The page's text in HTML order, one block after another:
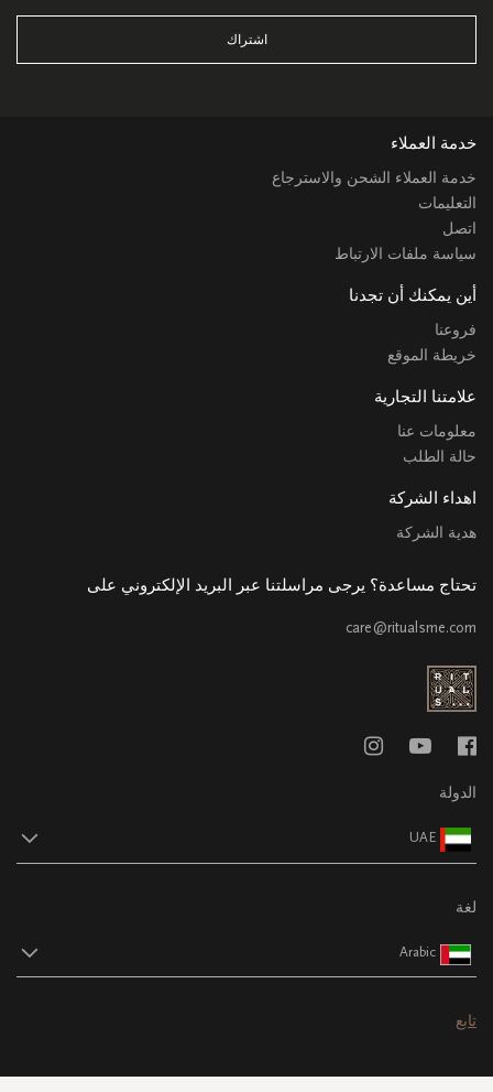
اشتراك
خدمة العملاء
خدمة العملاء الشحن والاسترجاع
التعليمات
اتصل
سياسة ملفات الارتباط
أين يمكنك أن تجدنا
فروعنا
خريطة الموقع
علامتنا التجارية
معلومات عنا
حالة الطلب
اهداء الشركة
هدية الشركة
تحتاج مساعدة؟ يرجى مراسلتنا عبر البريد الإلكتروني على
care@ritualsme.com
الدولة
UAE
لغة
Arabic
تابع